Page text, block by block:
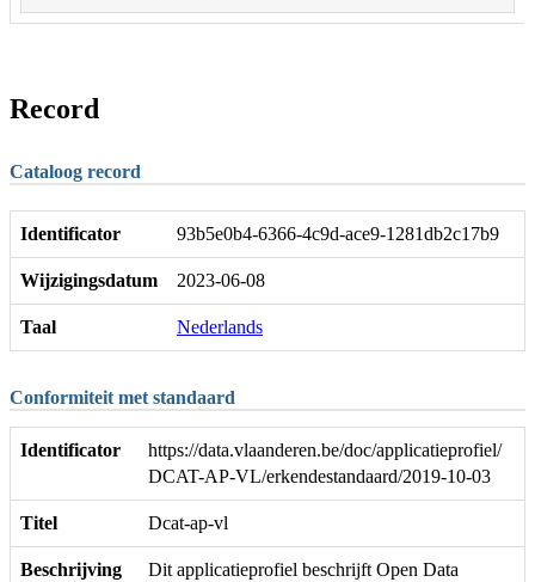
Record
Cataloog record
Identificator 93b5e0b4-6366-4c9d-ace9-1281db2c17b9
Wijzigingsdatum 2023-06-08
Taal Nederlands
Conformiteit met standaard
Identificator
https://data.vlaanderen.be/doc/applicatieprofiel/
DCAT-AP-VL/erkendestandaard/2019-10-03
Titel Dcat-ap-vl
Beschrijving
Dit applicatieprofiel beschrijft Open Data